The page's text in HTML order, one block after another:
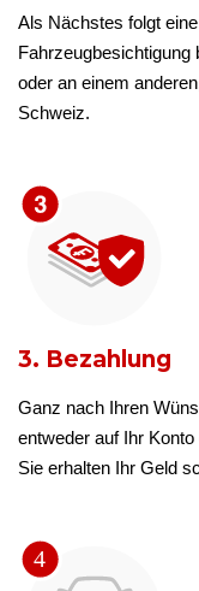
Als Nächstes folgt
Fahrzeugbesichtigung
oder an einem
Schweiz.
3. Bezahlung
Ganz nach Ihren
entweder auf Ihr
Sie erhalten Ihr Geld